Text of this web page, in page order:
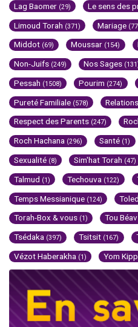
Lag Baomer (29) Le sens des
Limoud Torah (371) Mariage
Middot (69) Moussar (154)
Non-Juifs (249) Nos Sages
Pessah (1508) Pourim (274)
Pureté Familiale (578)
Respect des Parents (247)
Roch Hachana (296) Santé (1)
Sexualité (8) Sim'hat Torah (47)
Talmud (1) Techouva (122)
Temps Messianique (124)
Torah-Box & vous (1) Tou Béav
Tsédaka (397) Tsitsit (167)
Vézot Haberakha (1) Yom